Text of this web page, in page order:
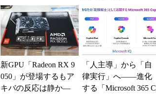
新GPU「Radeon RX 9
050」が登場するもア
キバの反応は静か―
「人主導」から「自
律実行」へ――進化
する「Microsoft 365 C